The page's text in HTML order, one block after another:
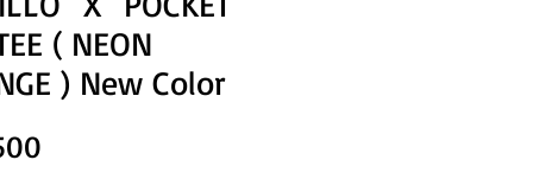
( NEON
) New Color